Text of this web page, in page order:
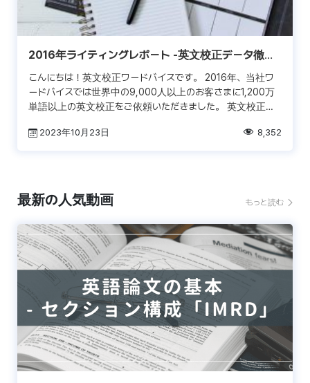
2016年ライティングレポート -英文校正データ徹底
分析-
こんにちは！英文校正ワードバイスです。 2016年、当社ワ
ードバイスでは世界中の9,000人以上のお客さまに1,200万
単語以上の英文校正をご依頼いただきました。 英文校正ワ
2023年10月23日 8,352
最新の人気動画 もっと読む